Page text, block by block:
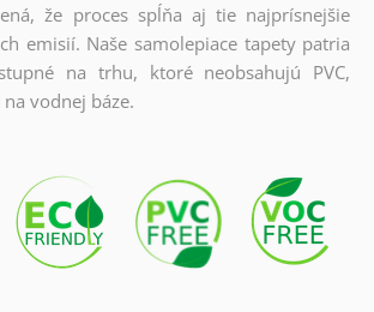
že proces spĺňa aj tie najprísnejšie
emisií. Naše samolepiace tapety patria
na trhu, ktoré neobsahujú PVC,
vodnej báze.